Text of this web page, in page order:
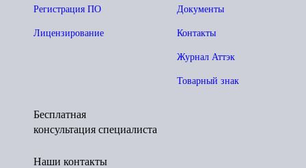
Документы
Контакты
Журнал Аттэк
Товарный знак
Регистрация ПО
Лицензирование
Бесплатная
консультация специалиста
Наши контакты